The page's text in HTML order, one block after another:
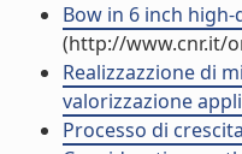
Bow in 6 inch high-
(http://www.cnr.it/
Realizzazzione di
valorizzazione
Processo di